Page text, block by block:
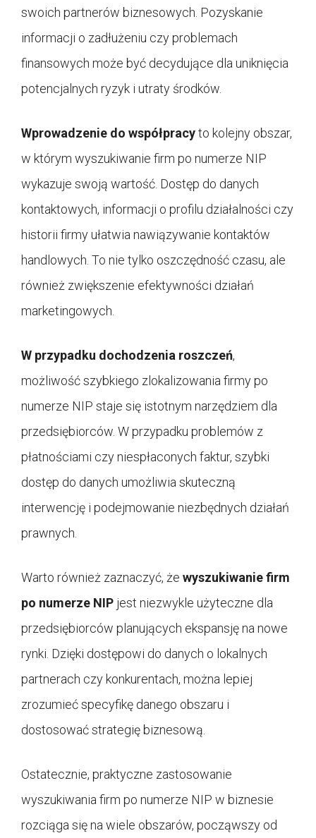
swoich partnerów biznesowych. Pozyskanie
informacji o zadłużeniu czy problemach
finansowych może być decydujące dla uniknięcia
potencjalnych ryzyk i utraty środków.
Wprowadzenie do współpracyto kolejny obszar,
w którym wyszukiwanie firm po numerze NIP
wykazuje swoją wartość. Dostęp do danych
kontaktowych, informacji o profilu działalności czy
historii firmy ułatwia nawiązywanie kontaktów
handlowych. To nie tylko oszczędność czasu, ale
również zwiększenie efektywności działań
marketingowych.
W przypadku dochodzenia roszczeń,
możliwość szybkiego zlokalizowania firmy po
numerze NIP staje się istotnym narzędziem dla
przedsiębiorców. W przypadku problemów z
płatnościami czy niespłaconych faktur, szybki
dostęp do danych umożliwia skuteczną
interwencję i podejmowanie niezbędnych działań
prawnych.
Warto również zaznaczyć, że wyszukiwanie firm
po numerze NIP jest niezwykle użyteczne dla
przedsiębiorców planujących ekspansję na nowe
rynki. Dzięki dostępowi do danych o lokalnych
partnerach czy konkurentach, można lepiej
zrozumieć specyfikę danego obszaru i
dostosować strategię biznesową.
Ostatecznie, praktyczne zastosowanie
wyszukiwania firm po numerze NIP w biznesie
rozciąga się na wiele obszarów, począwszy od